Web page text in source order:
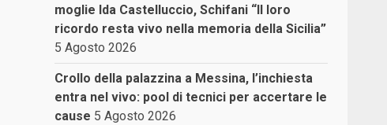
moglie Ida Castelluccio, Schifani “Il loro
ricordo resta vivo nella memoria della Sicilia”
5 Agosto 2026
Crollo della palazzina a Messina, l’inchiesta
entra nel vivo: pool di tecnici per accertare le
cause 5 Agosto 2026